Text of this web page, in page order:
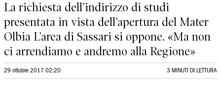
La richiesta dell’indirizzo di studi
presentata in vista dell’apertura del Mater
Olbia L’area di Sassari si oppone. «Ma non
ci arrendiamo e andremo alla Regione»
29 ottobre 2017 02:20 3 MINUTI DI LETTURA